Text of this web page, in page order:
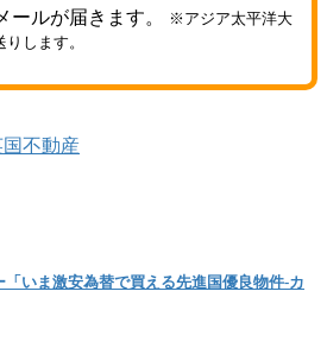
ールが届きます。
※アジア太平洋大
します。
国不動産
いま激安為替で買える先進国優良物件-カ